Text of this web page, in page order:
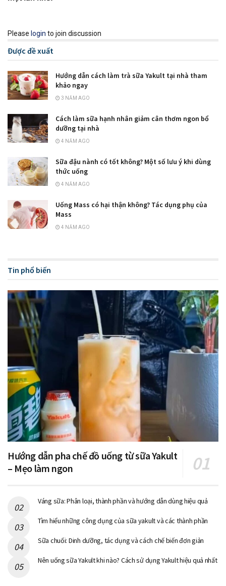
Please login to join discussion
Được đề xuất
Hướng dẫn cách làm trà sữa Yakult tại nhà tham
khảo ngay
3 NĂM AGO
Cách làm sữa hạnh nhân giảm cân thơm ngon bổ
dưỡng tại nhà
4 NĂM AGO
Sữa đậu nành có tốt không? Một số lưu ý khi dùng
thức uống
4 NĂM AGO
Uống Mass có hại thận không? Tác dụng phụ của
Mass
4 NĂM AGO
Tin phổ biến
Hướng dẫn pha chế đồ uống từ sữa Yakult
– Mẹo làm ngon
Váng sữa: Phân loại, thành phần và hướng dẫn dùng hiệu quả
Tìm hiểu những công dụng của sữa yakult và các thành phần
Sữa chuối: Dinh dưỡng, tác dụng và cách chế biến đơn giản
Nên uống sữa Yakult khi nào? Cách sử dụng Yakult hiệu quả nhất